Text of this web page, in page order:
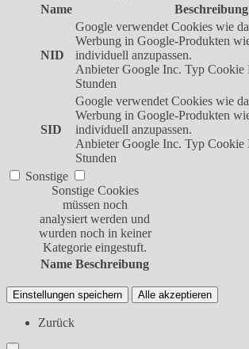
Name
Beschreibung
NID
Google verwendet Cookies wie
Werbung in Google-Produkten
individuell anzupassen.
Anbieter Google Inc. Typ Cookie
Stunden
SID
Google verwendet Cookies wie
Werbung in Google-Produkten
individuell anzupassen.
Anbieter Google Inc. Typ Cookie
Stunden
Sonstige
Sonstige Cookies
müssen noch
analysiert werden und
wurden noch in keiner
Kategorie eingestuft.
Name Beschreibung
Einstellungen speichern Alle akzeptieren
Zurück